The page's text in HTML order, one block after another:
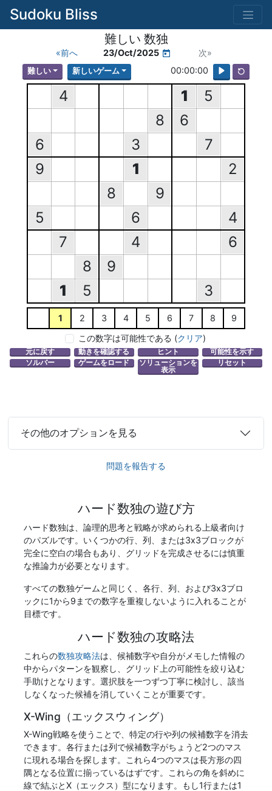
Sudoku Bliss
難しい 数独
«前へ 23/Oct/2025 次»
難しい 新しいゲーム 00:00:00
4 1
5
8
6
6
3
7
9
1
2
8
9
5
6
4
7
4
6
8
9
1
5 3
1 2 3 4 5 6 7 8
9
この数字は可能性である (クリア)
その他のオプションを見る
問題を報告する
ハード数独の遊び方
ハード数独は、論理的思考と戦略が求められる上級者向け
のパズルです。いくつかの行、列、または3x3ブロックが
完全に空白の場合もあり、グリッドを完成させるには慎重
な推論力が必要となります。
すべての数独ゲームと同じく、各行、列、および3x3ブロ
ックに1から9までの数字を重複しないように入れることが
目標です。
ハード数独の攻略法
これらの数独攻略法は、候補数字や自分がメモした情報の
中からパターンを観察し、グリッド上の可能性を絞り込む
手助けとなります。選択肢を一つずつ丁寧に検討し、該当
しなくなった候補を消していくことが重要です。
X-Wing（エックスウィング）
X-Wing戦略を使うことで、特定の行や列の候補数字を消去
できます。各行または列で候補数字がちょうど2つのマス
に現れる場合を探します。これら4つのマスは長方形の四
隅となる位置に揃っているはずです。これらの角を斜めに
線で結ぶとX（エックス）型になります。もし1行または1